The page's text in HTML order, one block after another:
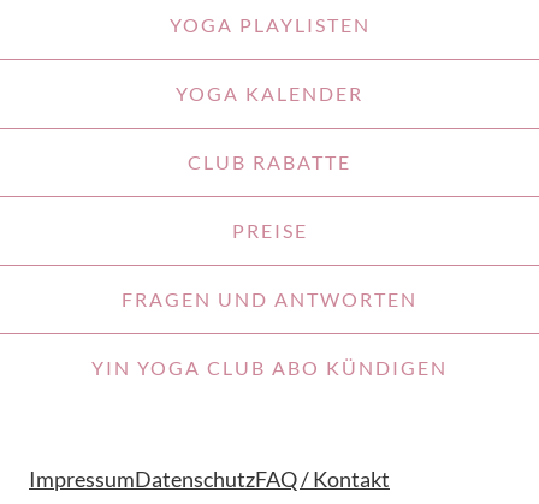
YOGA PLAYLISTEN
YOGA KALENDER
CLUB RABATTE
PREISE
FRAGEN UND ANTWORTEN
YIN YOGA CLUB ABO KÜNDIGEN
ImpressumDatenschutzFAQ / Kontakt